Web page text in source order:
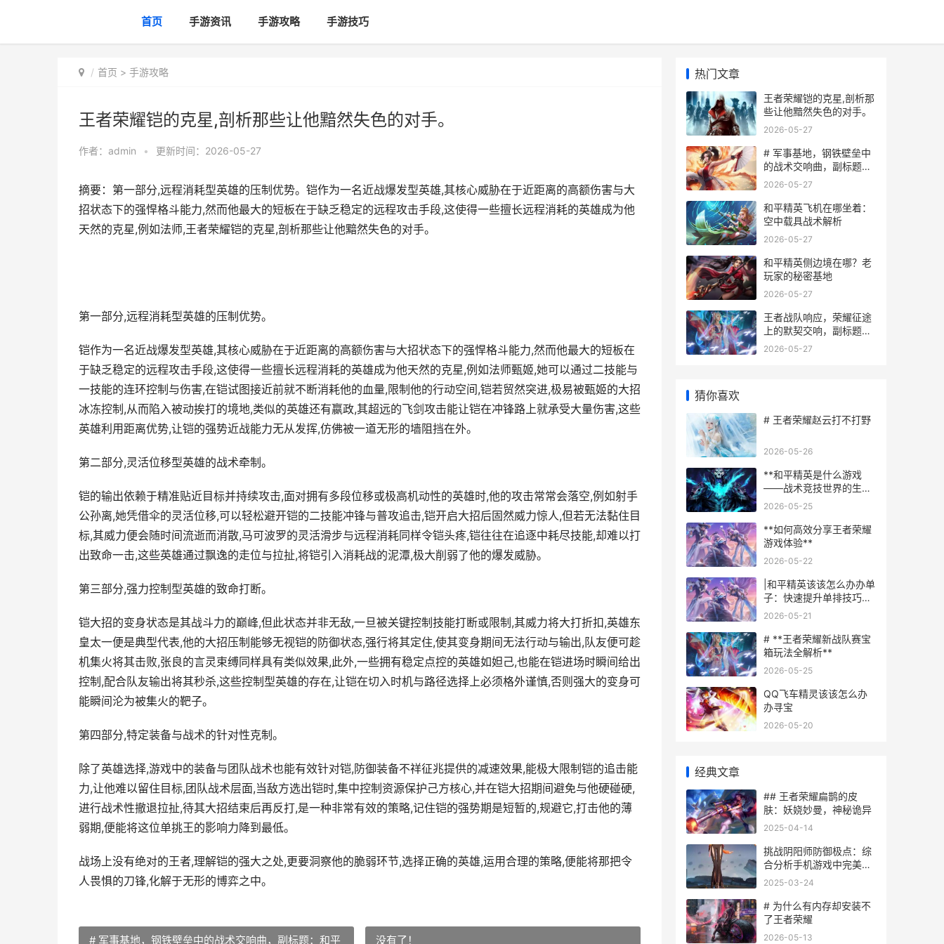
首页 手游资讯 手游攻略 手游技巧
首页 > 手游攻略
王者荣耀铠的克星,剖析那些让他黯然失色的对手。
作者： admin • 更新时间：2026-05-27
摘要：第一部分,远程消耗型英雄的压制优势。铠作为一名近战爆发型英雄,其核心威胁在于近距离的高额伤害与大
招状态下的强悍格斗能力,然而他最大的短板在于缺乏稳定的远程攻击手段,这使得一些擅长远程消耗的英雄成为他
天然的克星,例如法师,王者荣耀铠的克星,剖析那些让他黯然失色的对手。
第一部分,远程消耗型英雄的压制优势。
铠作为一名近战爆发型英雄,其核心威胁在于近距离的高额伤害与大招状态下的强悍格斗能力,然而他最大的短板在
于缺乏稳定的远程攻击手段,这使得一些擅长远程消耗的英雄成为他天然的克星,例如法师甄姬,她可以通过二技能与
一技能的连环控制与伤害,在铠试图接近前就不断消耗他的血量,限制他的行动空间,铠若贸然突进,极易被甄姬的大招
冰冻控制,从而陷入被动挨打的境地,类似的英雄还有嬴政,其超远的飞剑攻击能让铠在冲锋路上就承受大量伤害,这些
英雄利用距离优势,让铠的强势近战能力无从发挥,仿佛被一道无形的墙阻挡在外。
第二部分,灵活位移型英雄的战术牵制。
铠的输出依赖于精准贴近目标并持续攻击,面对拥有多段位移或极高机动性的英雄时,他的攻击常常会落空,例如射手
公孙离,她凭借伞的灵活位移,可以轻松避开铠的二技能冲锋与普攻追击,铠开启大招后固然威力惊人,但若无法黏住目
标,其威力便会随时间流逝而消散,马可波罗的灵活滑步与远程消耗同样令铠头疼,铠往往在追逐中耗尽技能,却难以打
出致命一击,这些英雄通过飘逸的走位与拉扯,将铠引入消耗战的泥潭,极大削弱了他的爆发威胁。
第三部分,强力控制型英雄的致命打断。
铠大招的变身状态是其战斗力的巅峰,但此状态并非无敌,一旦被关键控制技能打断或限制,其威力将大打折扣,英雄东
皇太一便是典型代表,他的大招压制能够无视铠的防御状态,强行将其定住,使其变身期间无法行动与输出,队友便可趁
机集火将其击败,张良的言灵束缚同样具有类似效果,此外,一些拥有稳定点控的英雄如妲己,也能在铠进场时瞬间给出
控制,配合队友输出将其秒杀,这些控制型英雄的存在,让铠在切入时机与路径选择上必须格外谨慎,否则强大的变身可
能瞬间沦为被集火的靶子。
第四部分,特定装备与战术的针对性克制。
除了英雄选择,游戏中的装备与团队战术也能有效针对铠,防御装备不祥征兆提供的减速效果,能极大限制铠的追击能
力,让他难以留住目标,团队战术层面,当敌方选出铠时,集中控制资源保护己方核心,并在铠大招期间避免与他硬碰硬,
进行战术性撤退拉扯,待其大招结束后再反打,是一种非常有效的策略,记住铠的强势期是短暂的,规避它,打击他的薄
弱期,便能将这位单挑王的影响力降到最低。
战场上没有绝对的王者,理解铠的强大之处,更要洞察他的脆弱环节,选择正确的英雄,运用合理的策略,便能将那把令
人畏惧的刀锋,化解于无形的博弈之中。
# 军事基地，钢铁壁垒中的战术交响曲，副标题：和平 没有了！
热门文章
王者荣耀铠的克星,剖析那
些让他黯然失色的对手。
2026-05-27
# 军事基地，钢铁壁垒中
的战术交响曲，副标题：
和平精英建筑名字的战场
2026-05-27
和平精英飞机在哪坐着：
空中载具战术解析
2026-05-27
和平精英侧边境在哪？老
玩家的秘密基地
2026-05-27
王者战队响应，荣耀征途
上的默契交响，副标题为
凝聚与默契的五人乐章
2026-05-27
猜你喜欢
# 王者荣耀赵云打不打野
2026-05-26
**和平精英是什么游戏
——战术竞技世界的生存
艺术**
2026-05-25
**如何高效分享王者荣耀
游戏体验**
2026-05-22
|和平精英该该怎么办办单
子：快速提升单排技巧的
攻略|
2026-05-21
# **王者荣耀新战队赛宝
箱玩法全解析**
2026-05-25
QQ飞车精灵该该怎么办
办寻宝
2026-05-20
经典文章
## 王者荣耀扁鹊的皮
肤：妖娆妙曼，神秘诡异
2025-04-14
挑战阴阳师防御极点：综
合分析手机游戏中完美防
御御魂主推及组合攻略 阴
2025-03-24
# 为什么有内存却安装不
了王者荣耀
2026-05-13